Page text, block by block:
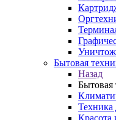
Бытовая
Назад
Бытовая
Техника
Красота